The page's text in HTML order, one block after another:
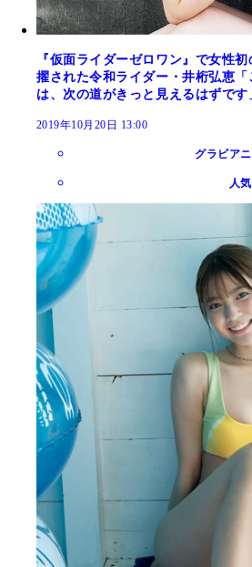
『仮面ライダーゼロワン』で女性
擢された令和ライダー・井桁弘恵
は、次の道がきっと見えるはずです
2019年10月20日 13:00
グラビア
人気